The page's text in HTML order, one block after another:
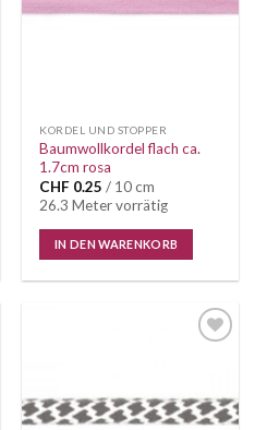
KORDEL UND STOPPER
Baumwollkordel flach ca.
1.7cm rosa
CHF 0.25 / 10 cm
26.3 Meter vorrätig
IN DEN WARENKORB